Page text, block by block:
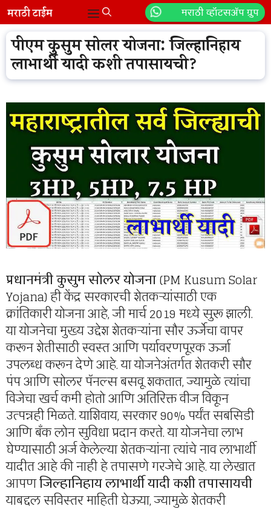
Skip
to
content
मराठी व्हॉटसॲप ग्रुप
Menu
पीएम कुसुम सोलर योजना: जिल्हानिहाय
लाभार्थी यादी कशी तपासायची?
प्रधानमंत्री कुसुम सोलर योजना(PM Kusum Solar
Yojana) ही केंद्र सरकारची शेतकऱ्यांसाठी एक
क्रांतिकारी योजना आहे, जी मार्च 2019 मध्ये सुरू झाली.
या योजनेचा मुख्य उद्देश शेतकऱ्यांना सौर ऊर्जेचा वापर
करून शेतीसाठी स्वस्त आणि पर्यावरणपूरक ऊर्जा
उपलब्ध करून देणे आहे. या योजनेअंतर्गत शेतकरी सौर
पंप आणि सोलर पॅनल्स बसवू शकतात, ज्यामुळे त्यांचा
विजेचा खर्च कमी होतो आणि अतिरिक्त वीज विकून
उत्पन्नही मिळते. याशिवाय, सरकार 90% पर्यंत सबसिडी
आणि बँक लोन सुविधा प्रदान करते. या योजनेचा लाभ
घेण्यासाठी अर्ज केलेल्या शेतकऱ्यांना त्यांचे नाव लाभार्थी
यादीत आहे की नाही हे तपासणे गरजेचे आहे. या लेखात
आपणजिल्हानिहाय लाभार्थी यादी कशी तपासायची
याबद्दल सविस्तर माहिती घेऊया, ज्यामुळे शेतकरी